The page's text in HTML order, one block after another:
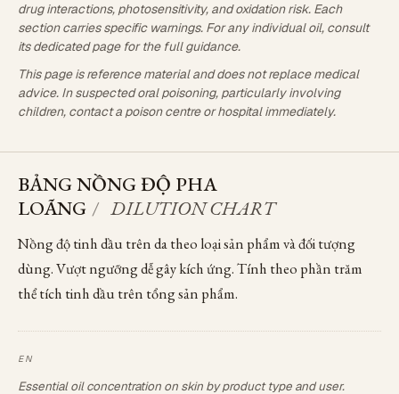
drug interactions, photosensitivity, and oxidation risk. Each
section carries specific warnings. For any individual oil, consult
its dedicated page for the full guidance.
This page is reference material and does not replace medical
advice. In suspected oral poisoning, particularly involving
children, contact a poison centre or hospital immediately.
BẢNG NỒNG ĐỘ PHA
LOÃNG / DILUTION CHART
Nồng độ tinh dầu trên da theo loại sản phẩm và đối tượng
dùng. Vượt ngưỡng dễ gây kích ứng. Tính theo phần trăm
thể tích tinh dầu trên tổng sản phẩm.
Essential oil concentration on skin by product type and user.